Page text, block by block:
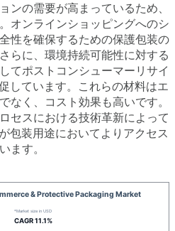
ンの需要が高まっているため、
オンラインショッピングへのシ
性を確保するための保護包装の
らに、環境持続可能性に対する
てポストコンシューマーリサイ
しています。これらの材料はエ
なく、コスト効果も高いです。
セスにおける技術革新によって
包装用途においてよりアクセス
ます。